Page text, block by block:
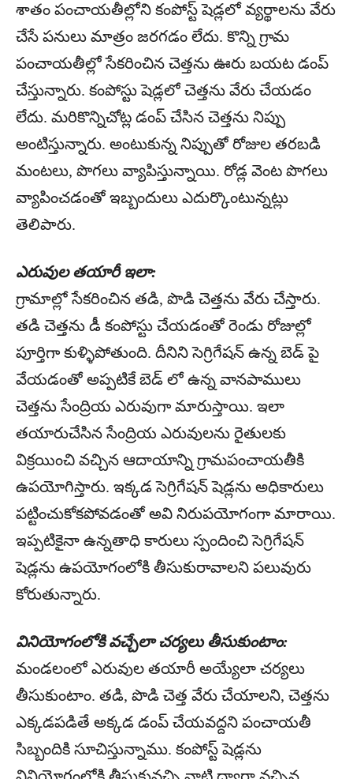
శాతం పంచాయతీల్లోని కంపోస్ట్‌ షెడ్లలో వ్యర్థాలను వేరు
చేసే పనులు మాత్రం జరగడం లేదు. కొన్ని గ్రామ
పంచాయతీల్లో సేకరించిన చెత్తను ఊరు బయట డంప్‌
చేస్తున్నారు. కంపోస్టు షెడ్లలో చెత్తను వేరు చేయడం
లేదు. మరికొన్నిచోట్ల డంప్‌ చేసిన చెత్తను నిప్పు
అంటిస్తున్నారు. అంటుకున్న నిప్పుతో రోజుల తరబడి
మంటలు, పొగలు వ్యాపిస్తున్నాయి. రోడ్ల వెంట పొగలు
వ్యాపించడంతో ఇబ్బందులు ఎదుర్కొంటున్నట్లు
తెలిపారు.
ఎరువుల తయారీ ఇలా:
గ్రామాల్లో సేకరించిన తడి, పొడి చెత్తను వేరు చేస్తారు.
తడి చెత్తను డీ కంపోస్టు చేయడంతో రెండు రోజుల్లో
పూర్తిగా కుళ్ళిపోతుంది. దీనిని సెగ్రిగేషన్‌ ఉన్న బెడ్‌ పై
వేయడంతో అప్పటికే బెడ్‌ లో ఉన్న వానపాములు
చెత్తను సేంద్రియ ఎరువుగా మారుస్తాయి. ఇలా
తయారుచేసిన సేంద్రియ ఎరువులను రైతులకు
విక్రయించి వచ్చిన ఆదాయాన్ని గ్రామపంచాయతీకి
ఉపయోగిస్తారు. ఇక్కడ సెగ్రిగేషన్‌ షెడ్లను అధికారులు
పట్టించుకోకపోవడంతో అవి నిరుపయోగంగా మారాయి.
ఇప్పటికైనా ఉన్నతాధి కారులు స్పందించి సెగ్రిగేషన్‌
షెడ్లను ఉపయోగంలోకి తీసుకురావాలని పలువురు
కోరుతున్నారు.
వినియోగంలోకి వచ్చేలా చర్యలు తీసుకుంటాం:
మండలంలో ఎరువుల తయారీ అయ్యేలా చర్యలు
తీసుకుంటాం. తడి, పొడి చెత్త వేరు చేయాలని, చెత్తను
ఎక్కడపడితే అక్కడ డంప్‌ చేయవద్దని పంచాయతీ
సిబ్బందికి సూచిస్తున్నాము. కంపోస్ట్‌ షెడ్లను